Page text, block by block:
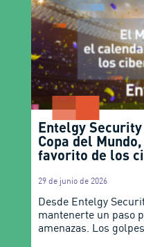
Entelgy
Copa del
favorito de los
29 de junio de 2026
Desde Entelgy
mantenerte un paso
amenazas. Los